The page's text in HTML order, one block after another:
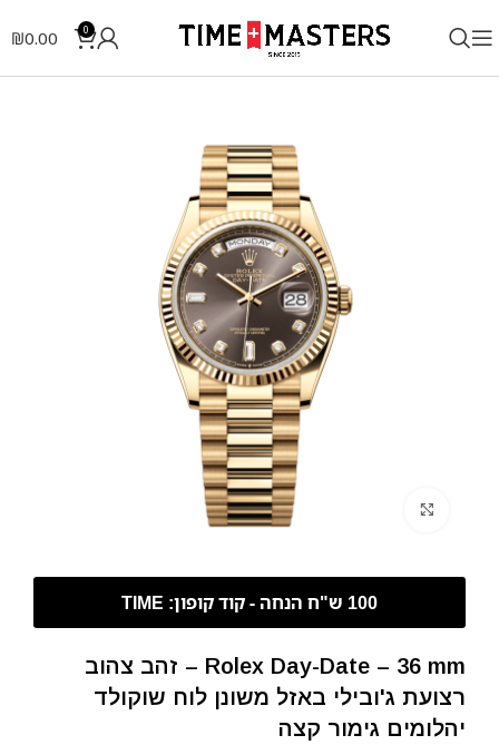
0
₪0.00
Rolex Day-Date – 36 mm – זהב צהוב
רצועת ג'ובילי באזל משונן לוח שוקולד
יהלומים גימור קצה